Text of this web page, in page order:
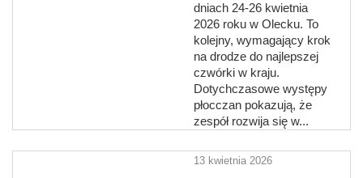
dniach 24-26 kwietnia
2026 roku w Olecku. To
kolejny, wymagający krok
na drodze do najlepszej
czwórki w kraju.
Dotychczasowe występy
płocczan pokazują, że
zespół rozwija się w...
13 kwietnia 2026